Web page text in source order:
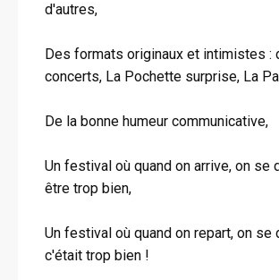
d'autres,
Des formats originaux et intimistes :
concerts, La Pochette surprise, La
De la bonne humeur communicative,
Un festival où quand on arrive, on se
être trop bien,
Un festival où quand on repart, on se
c'était trop bien !